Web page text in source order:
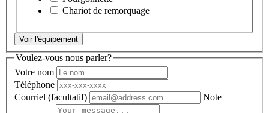
Chariot de remorquage
Voir l'équipement
Voulez-vous nous parler?
Votre nom
Téléphone
Courriel (facultatif) Note